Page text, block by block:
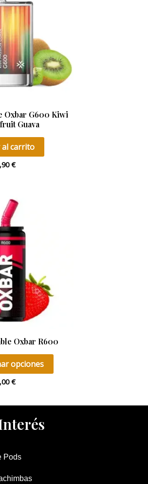
Oxbar G600 Kiwi
Guava
al carrito
€
Oxbar R600
opciones
la
página
€
Pods